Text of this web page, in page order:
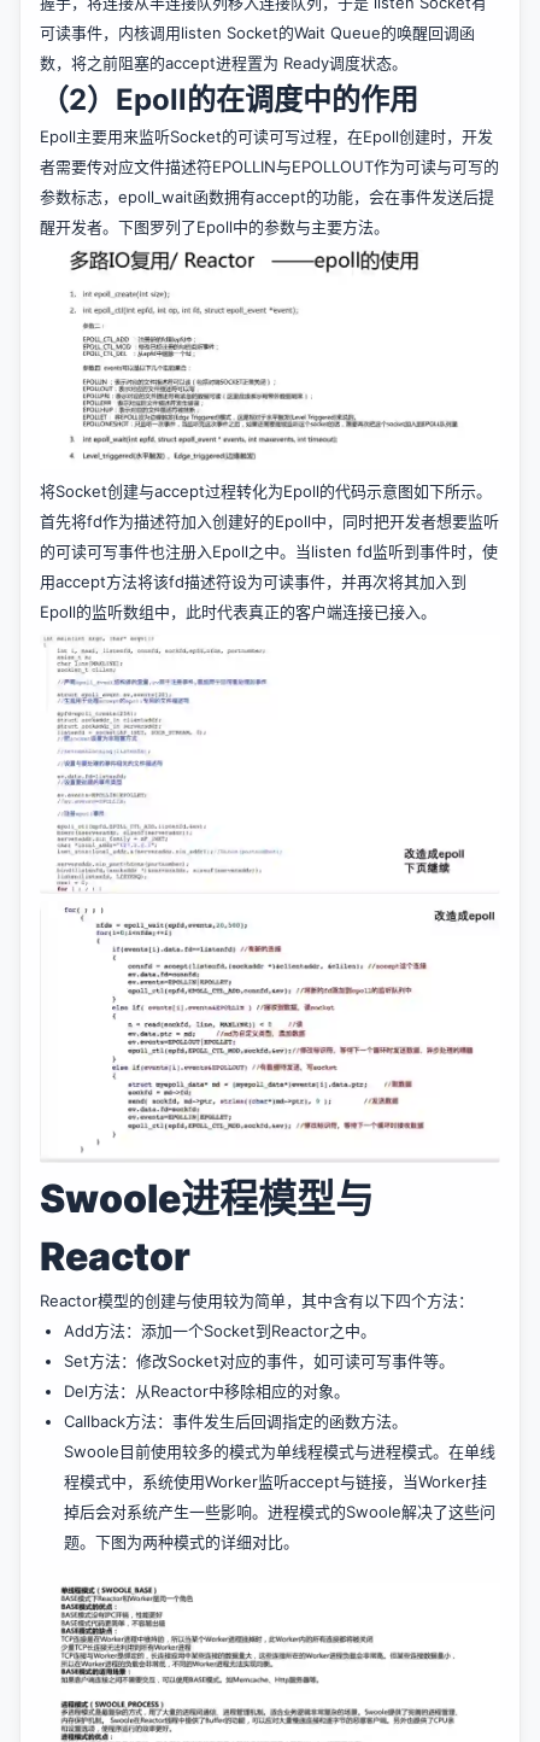
可读事件，内核调用listen Socket的Wait Queue的唤醒回调函
数，将之前阻塞的accept进程置为 Ready调度状态。
（2）Epoll的在调度中的作用
Epoll主要用来监听Socket的可读可写过程，在Epoll创建时，开发
者需要传对应文件描述符EPOLLIN与EPOLLOUT作为可读与可写的
参数标志，epoll_wait函数拥有accept的功能，会在事件发送后提
醒开发者。下图罗列了Epoll中的参数与主要方法。
将Socket创建与accept过程转化为Epoll的代码示意图如下所示。
首先将fd作为描述符加入创建好的Epoll中，同时把开发者想要监听
的可读可写事件也注册入Epoll之中。当listen fd监听到事件时，使
用accept方法将该fd描述符设为可读事件，并再次将其加入到
Epoll的监听数组中，此时代表真正的客户端连接已接入。
Swoole进程模型与
Reactor
Reactor模型的创建与使用较为简单，其中含有以下四个方法：
Add方法：添加一个Socket到Reactor之中。
Set方法：修改Socket对应的事件，如可读可写事件等。
Del方法：从Reactor中移除相应的对象。
Callback方法：事件发生后回调指定的函数方法。
Swoole目前使用较多的模式为单线程模式与进程模式。在单线
程模式中，系统使用Worker监听accept与链接，当Worker挂
掉后会对系统产生一些影响。进程模式的Swoole解决了这些问
题。下图为两种模式的详细对比。